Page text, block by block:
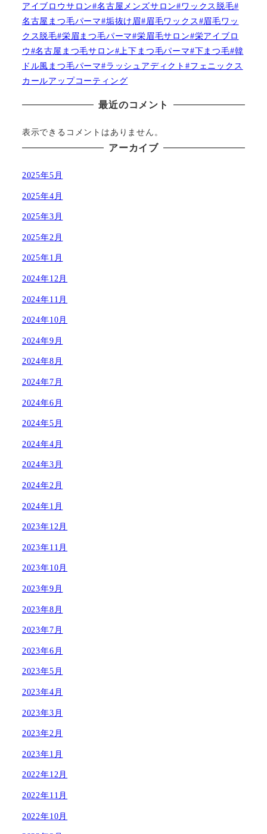
アイブロウサロン#名古屋メンズサロン#ワックス脱毛#
名古屋まつ毛パーマ#垢抜け眉#眉毛ワックス#眉毛ワッ
クス脱毛#栄眉まつ毛パーマ#栄眉毛サロン#栄アイブロ
ウ#名古屋まつ毛サロン#上下まつ毛パーマ#下まつ毛#韓
ドル風まつ毛パーマ#ラッシュアディクト#フェニックス
カールアップコーティング
最近のコメント
表示できるコメントはありません。
アーカイブ
2025年5月
2025年4月
2025年3月
2025年2月
2025年1月
2024年12月
2024年11月
2024年10月
2024年9月
2024年8月
2024年7月
2024年6月
2024年5月
2024年4月
2024年3月
2024年2月
2024年1月
2023年12月
2023年11月
2023年10月
2023年9月
2023年8月
2023年7月
2023年6月
2023年5月
2023年4月
2023年3月
2023年2月
2023年1月
2022年12月
2022年11月
2022年10月